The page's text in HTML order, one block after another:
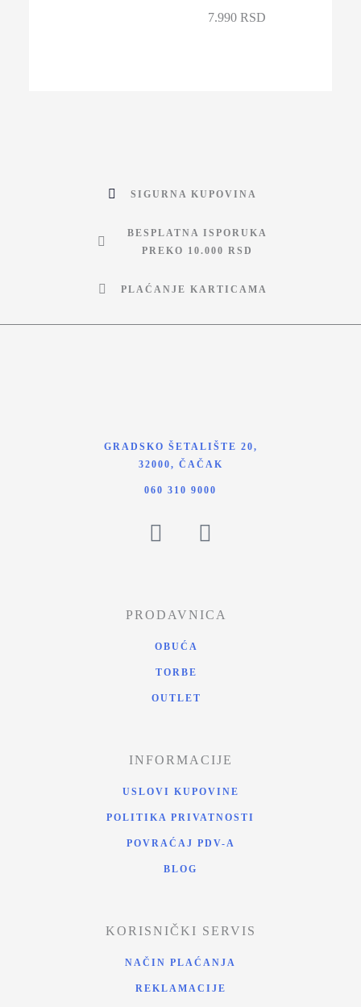
7.990 RSD
SIGURNA KUPOVINA
BESPLATNA ISPORUKA
PREKO 10.000 RSD
PLAĆANJE KARTICAMA
GRADSKO ŠETALIŠTE 20,
32000, ČAČAK
060 310 9000
PRODAVNICA
OBUĆA
TORBE
OUTLET
INFORMACIJE
USLOVI KUPOVINE
POLITIKA PRIVATNOSTI
POVRAĆAJ PDV-A
BLOG
KORISNIČKI SERVIS
NAČIN PLAĆANJA
REKLAMACIJE